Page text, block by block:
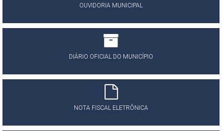
OUVIDORIA MUNICIPAL
DIÁRIO OFICIAL DO MUNICÍPIO
NOTA FISCAL ELETRÔNICA